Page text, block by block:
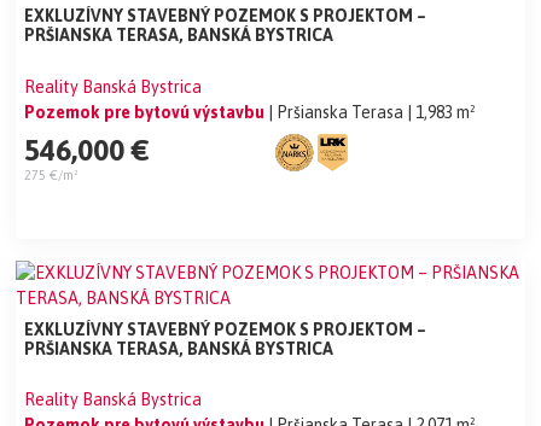
EXKLUZÍVNY STAVEBNÝ POZEMOK S PROJEKTOM –
PRŠIANSKA TERASA, BANSKÁ BYSTRICA
Reality Banská Bystrica
Pozemok pre bytovú výstavbu
| Pršianska Terasa | 1,983 m²
546,000 €
275 €/m²
EXKLUZÍVNY STAVEBNÝ POZEMOK S PROJEKTOM –
PRŠIANSKA TERASA, BANSKÁ BYSTRICA
Reality Banská Bystrica